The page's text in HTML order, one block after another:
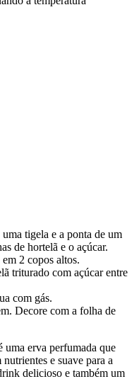
tigela e a ponta de um
de hortelã e o açúcar.
2 copos altos.
triturado com açúcar entre
com gás.
Decore com a folha de
uma erva perfumada que
e suave para a
delicioso e também um